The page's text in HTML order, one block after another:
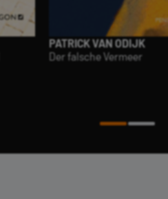
PATRICK VAN ODIJK
Der falsche Vermeer